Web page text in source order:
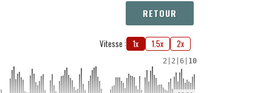
RETOUR
Vitesse : 1x 1.5x 2x
2 2 6 10